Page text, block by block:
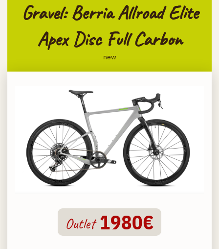
Gravel: Berria Allroad Elite
Apex Disc Full Carbon
new
Outlet 1980€